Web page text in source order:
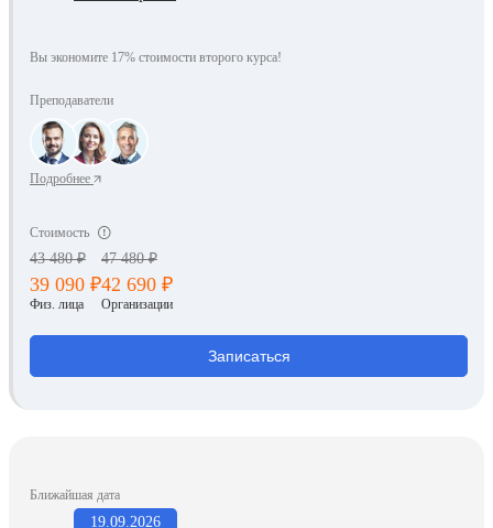
Вы экономите 17% стоимости второго курса!
Преподаватели
Подробнее
Стоимость
43 480 ₽
39 090 ₽
Физ. лица
47 480 ₽
42 690 ₽
Организации
Записаться
Ближайшая дата
19.09.2026